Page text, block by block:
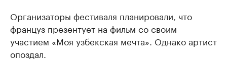
Организаторы фестиваля планировали, что
француз презентует на фильм со своим
участием «Моя узбекская мечта». Однако артист
опоздал.